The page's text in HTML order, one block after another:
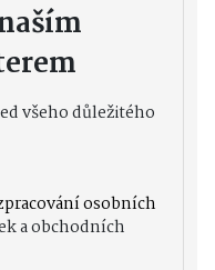
všeho důležitého
osobních
a obchodních